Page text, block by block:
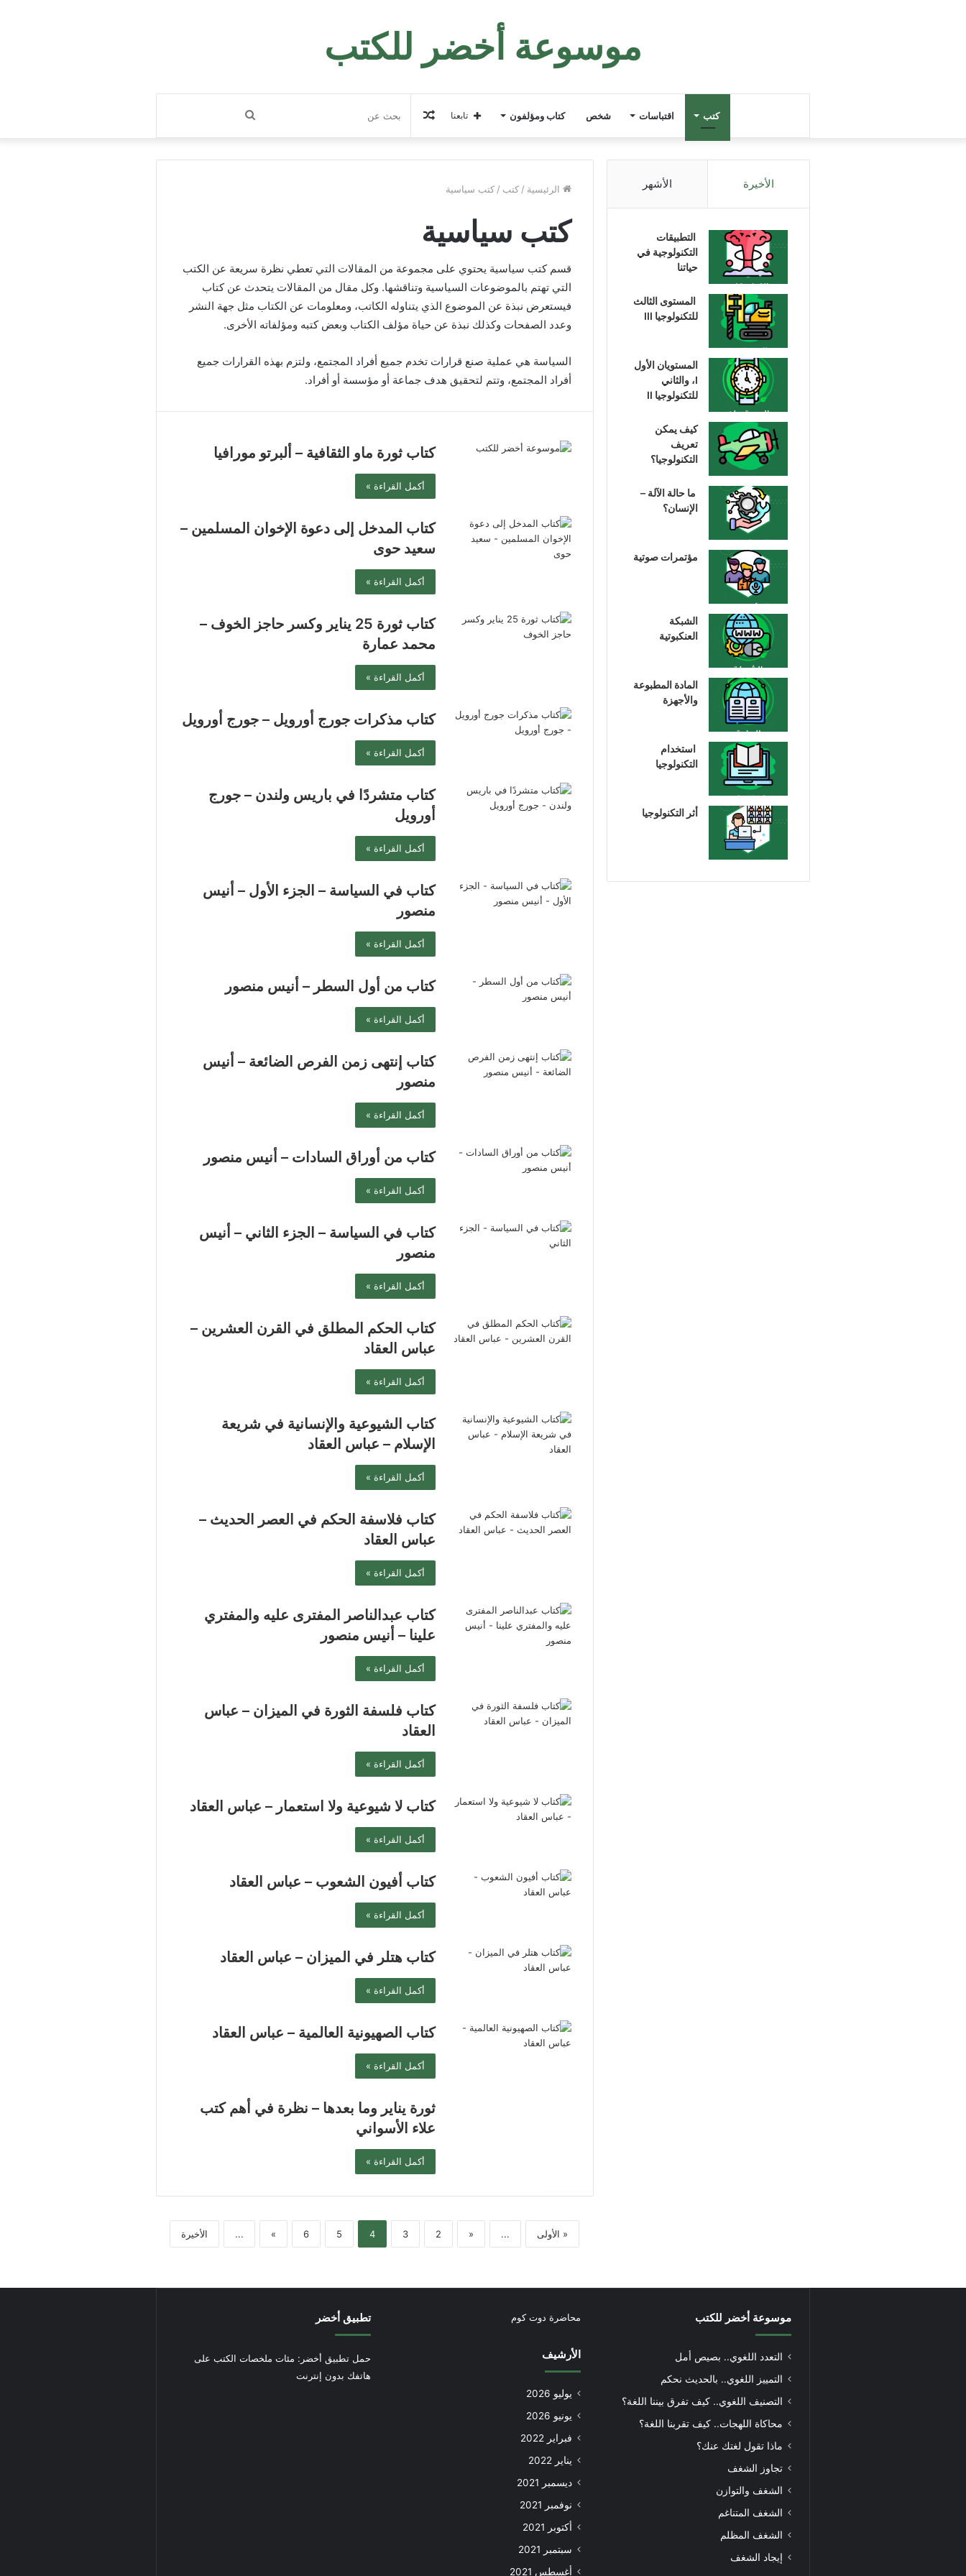
موسوعة أخضر للكتب
كتب اقتباسات شخص كتاب ومؤلفون بحث
عن
مقال
عشوائي
تابعنا
الرئيسية / كتب / كتب سياسية
كتب سياسية
قسم كتب سياسية يحتوي على مجموعة من المقالات التي تعطي نظرة سريعة عن الكتب
التي تهتم بالموضوعات السياسية وتناقشها. وكل مقال من المقالات يتحدث عن كتاب
فيستعرض نبذة عن الموضوع الذي يتناوله الكاتب، ومعلومات عن الكتاب مثل جهة النشر
وعدد الصفحات وكذلك نبذة عن حياة مؤلف الكتاب وبعض كتبه ومؤلفاته الأخرى.
السياسة هي عملية صنع قرارات تخدم جميع أفراد المجتمع، ولتزم بهذه القرارات جميع
أفراد المجتمع، وتتم لتحقيق هدف جماعة أو مؤسسة أو أفراد.
كتاب ثورة ماو الثقافية – ألبرتو مورافيا
أكمل القراءة »
كتاب المدخل إلى دعوة الإخوان المسلمين –
سعيد حوى
أكمل القراءة »
كتاب ثورة 25 يناير وكسر حاجز الخوف –
محمد عمارة
أكمل القراءة »
كتاب مذكرات جورج أورويل – جورج أورويل
أكمل القراءة »
كتاب متشردًا في باريس ولندن – جورج
أورويل
أكمل القراءة »
كتاب في السياسة – الجزء الأول – أنيس
منصور
أكمل القراءة »
كتاب من أول السطر – أنيس منصور
أكمل القراءة »
كتاب إنتهى زمن الفرص الضائعة – أنيس
منصور
أكمل القراءة »
كتاب من أوراق السادات – أنيس منصور
أكمل القراءة »
كتاب في السياسة – الجزء الثاني – أنيس
منصور
أكمل القراءة »
كتاب الحكم المطلق في القرن العشرين –
عباس العقاد
أكمل القراءة »
كتاب الشيوعية والإنسانية في شريعة
الإسلام – عباس العقاد
أكمل القراءة »
كتاب فلاسفة الحكم في العصر الحديث –
عباس العقاد
أكمل القراءة »
كتاب عبدالناصر المفترى عليه والمفتري
علينا – أنيس منصور
أكمل القراءة »
كتاب فلسفة الثورة في الميزان – عباس
العقاد
أكمل القراءة »
كتاب لا شيوعية ولا استعمار – عباس العقاد
أكمل القراءة »
كتاب أفيون الشعوب – عباس العقاد
أكمل القراءة »
كتاب هتلر في الميزان – عباس العقاد
أكمل القراءة »
كتاب الصهيونية العالمية – عباس العقاد
أكمل القراءة »
ثورة يناير وما بعدها – نظرة في أهم كتب
علاء الأسواني
أكمل القراءة »
« الأولى ...
«
2
3
4
5
6
»
... الأخيرة
الأخيرة الأشهر
التطبيقات
التكنولوجية في
حياتنا
المستوى الثالث
للتكنولوجيا III
المستويان الأول
I، والثاني
للتكنولوجيا II
كيف يمكن
تعريف
التكنولوجيا؟
ما حالة الآلة –
الإنسان؟
مؤتمرات صوتية
الشبكة
العنكبوتية
المادة المطبوعة
والأجهزة
استخدام
التكنولوجيا
أثر التكنولوجيا
موسوعة أخضر للكتب
التعدد اللغوي.. بصيص أمل
التمييز اللغوي.. بالحديث نحكم
التصنيف اللغوي.. كيف تفرق بيننا اللغة؟
محاكاة اللهجات.. كيف تقربنا اللغة؟
ماذا تقول لغتك عنك؟
تجاوز الشغف
الشغف والتوازن
الشغف المتناغم
الشغف المظلم
إيجاد الشغف
محاضرة دوت كوم
الأرشيف
يوليو 2026
يونيو 2026
فبراير 2022
يناير 2022
ديسمبر 2021
نوفمبر 2021
أكتوبر 2021
سبتمبر 2021
أغسطس 2021
تطبيق أخضر
حمل تطبيق أخضر: مئات ملخصات الكتب على
هاتفك بدون إنترنت